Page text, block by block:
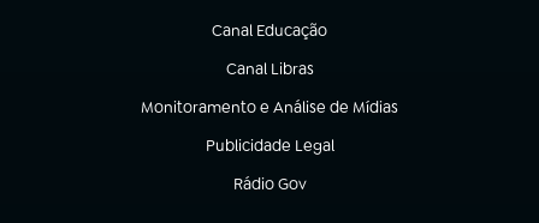
Canal Educação
(abre em nova aba)
Canal Libras
(abre em nova aba)
Monitoramento e Análise de Mídias
(abre em nova aba)
Publicidade Legal
(abre em nova aba)
Rádio Gov
(abre em nova aba)